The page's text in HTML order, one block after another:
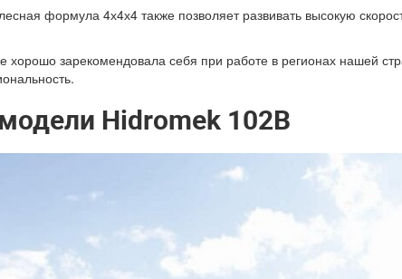
формула 4х4х4 также позволяет развивать высокую
хорошо зарекомендовала себя при работе в регионах нашей
Hidromek 102B